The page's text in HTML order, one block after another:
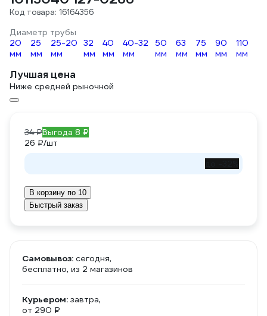
Код товара: 16164356
Диаметр трубы
20
мм
25
мм
25-20
мм
32
мм
40
мм
40-32
мм
50
мм
63
мм
75
мм
90
мм
110
мм
Лучшая цена
Ниже средней рыночной
34 ₽Выгода 8 ₽
26 ₽/шт
В корзину по 10
Быстрый заказ
Самовывоз: сегодня,
бесплатно, из 2 магазинов
Курьером: завтра,
от 290 ₽